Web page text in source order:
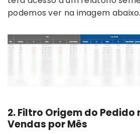
podemos ver na imagem abaixo.
2. Filtro Origem do Pedido
Vendas por Mês